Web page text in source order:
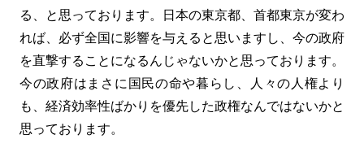
る、と思っております。日本の東京都、首都東京が変わ
れば、必ず全国に影響を与えると思いますし、今の政府
を直撃することになるんじゃないかと思っております。
今の政府はまさに国民の命や暮らし、人々の人権より
も、経済効率性ばかりを優先した政権なんではないかと
思っております。